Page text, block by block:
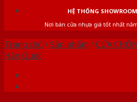
HỆ THỐNG
Nơi bán cửa nhựa giá tốt nhất
Trang chủ /Sản phẩm /CỬA
Hàn Quốc